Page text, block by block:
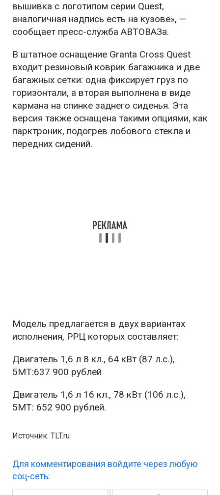
вышивка с логотипом серии Quest,
аналогичная надпись есть на кузове», —
сообщает пресс-служба АВТОВАЗа.
В штатное оснащение Granta Cross Quest
входит резиновый коврик багажника и две
багажных сетки: одна фиксирует груз по
горизонтали, а вторая выполнена в виде
кармана на спинке заднего сиденья. Эта
версия также оснащена такими опциями, как
парктроник, подогрев лобового стекла и
передних сидений.
Модель предлагается в двух вариантах
исполнения, РРЦ которых составляет:
Двигатель 1,6 л 8 кл., 64 кВт (87 л.с.),
5МТ:637 900 рублей
Двигатель 1,6 л 16 кл., 78 кВт (106 л.с.),
5МТ: 652 900 рублей.
Источник: TLT.ru
Для комментирования войдите через любую
соц-сеть: